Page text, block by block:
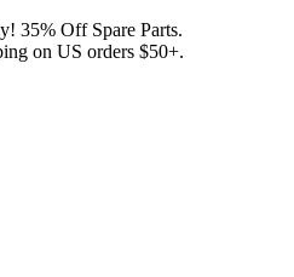
35% Off Spare Parts.
on US orders $50+.